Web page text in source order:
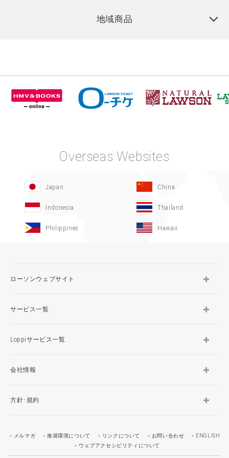
地域商品
Overseas Websites
Japan China
Indonesia Thailand
Philippines Hawaii
ローソンウェブサイト
サービス一覧
Loppiサービス一覧
会社情報
方針･規約
メルマガ 推奨環境について リンクについて お問い合わせ
ENGLISH
ウェブアクセシビリティについて